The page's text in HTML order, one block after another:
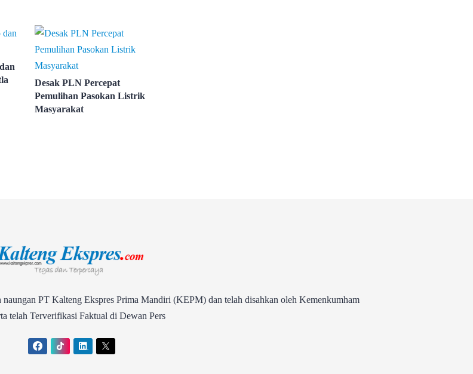
Desak PLN Percepat
Pemulihan Pasokan Listrik
Masyarakat
PT Kalteng Ekspres Prima Mandiri (KEPM) dan telah disahkan oleh Kemenkumham
telah Terverifikasi Faktual di Dewan Pers